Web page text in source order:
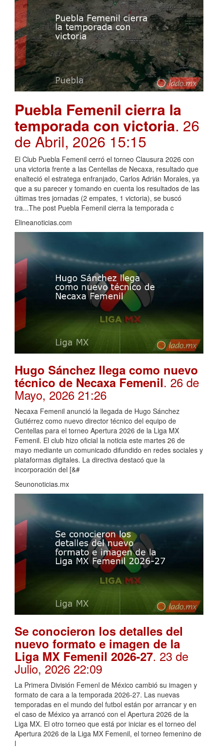
Puebla Femenil cierra la
temporada con victoria. 26
de Abril, 2026 15:15
El Club Puebla Femenil cerró el torneo Clausura 2026 con
una victoria frente a las Centellas de Necaxa, resultado que
enalteció el estratega enfranjado, Carlos Adrián Morales, ya
que a su parecer y tomando en cuenta los resultados de las
últimas tres jornadas (2 empates, 1 victoria), se buscó
tra...The post Puebla Femenil cierra la temporada c
Elineanoticias.com
Hugo Sánchez llega como nuevo
técnico de Necaxa Femenil. 26 de
Mayo, 2026 21:26
Necaxa Femenil anunció la llegada de Hugo Sánchez
Gutiérrez como nuevo director técnico del equipo de
Centellas para el torneo Apertura 2026 de la Liga MX
Femenil. El club hizo oficial la noticia este martes 26 de
mayo mediante un comunicado difundido en redes sociales y
plataformas digitales. La directiva destacó que la
incorporación del [&#
Seunonoticias.mx
Se conocieron los detalles del
nuevo formato e imagen de la
Liga MX Femenil 2026-27. 23 de
Julio, 2026 22:09
La Primera División Femenl de México cambió su imagen y
formato de cara a la temporada 2026-27. Las nuevas
temporadas en el mundo del futbol están por arrancar y en
el caso de México ya arrancó con el Apertura 2026 de la
Liga MX. El otro torneo que está por iniciar es el torneo del
Apertura 2026 de la Liga MX Femenil, el torneo femenino de
l